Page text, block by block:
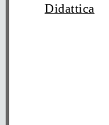
Didattica